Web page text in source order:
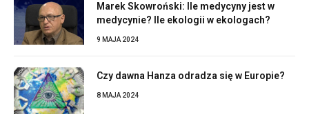
Marek Skowroński: Ile medycyny jest w
medycynie? Ile ekologii w ekologach?
9 MAJA 2024
Czy dawna Hanza odradza się w Europie?
8 MAJA 2024